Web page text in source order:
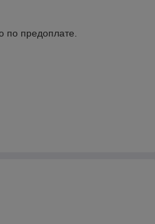
по предоплате.